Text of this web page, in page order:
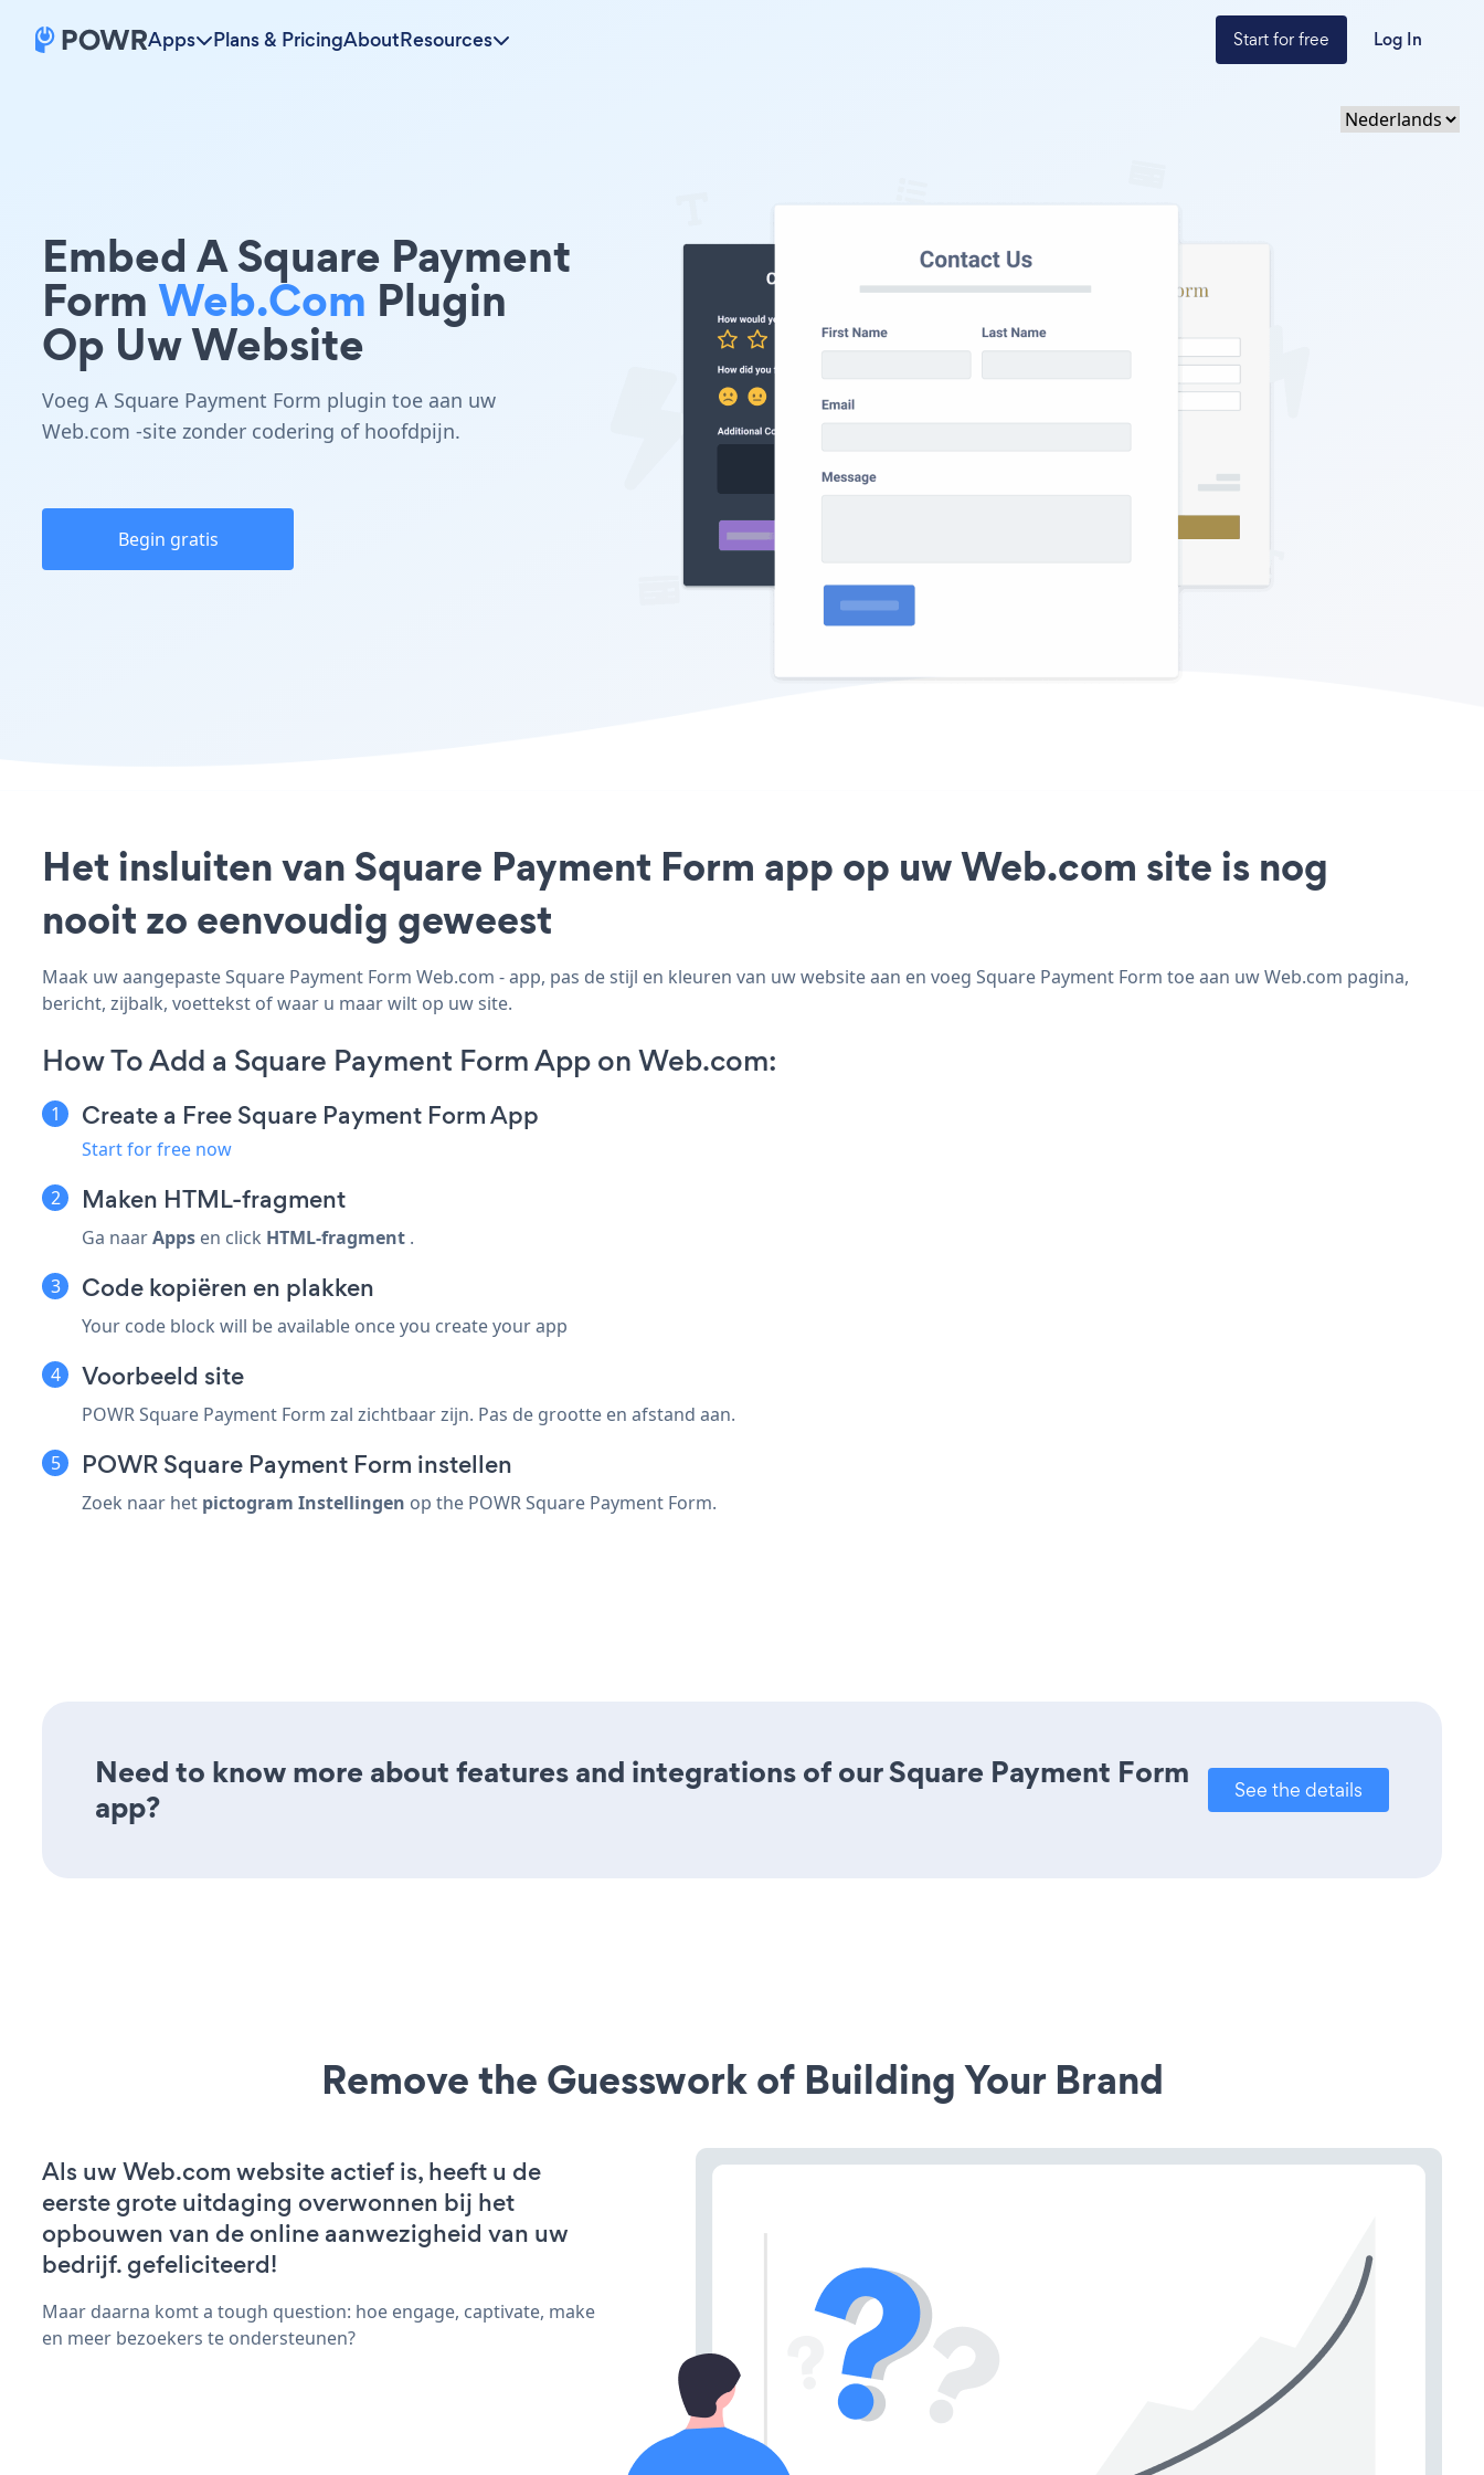
Apps Plans & PricingAboutResources Start for free Log In
Embed A Square Payment
FormWeb.com Plugin
Op Uw Website
Voeg A Square Payment Form plugin toe aan uw
Web.com -site zonder codering of hoofdpijn.
Begin gratis
Het insluiten van Square Payment Form app op uw Web.com site is nog
nooit zo eenvoudig geweest
Maak uw aangepaste Square Payment Form Web.com - app, pas de stijl en kleuren van uw website aan en voeg Square Payment Form toe aan uw Web.com pagina,
bericht, zijbalk, voettekst of waar u maar wilt op uw site.
How To Add a Square Payment Form App on Web.com:
Create a Free Square Payment Form App
Start for free now
Maken HTML-fragment
Ga naarApps en click HTML-fragment .
Code kopiëren en plakken
Your code block will be available once you create your app
Voorbeeld site
POWR Square Payment Form zal zichtbaar zijn. Pas de grootte en afstand aan.
POWR Square Payment Form instellen
Zoek naar het pictogram Instellingen op the POWR Square Payment Form.
Need to know more about features and integrations of our Square Payment Form
app?
See the details
Remove the Guesswork of Building Your Brand
Als uw Web.com website actief is, heeft u de
eerste grote uitdaging overwonnen bij het
opbouwen van de online aanwezigheid van uw
bedrijf. gefeliciteerd!
Maar daarna komt a tough question: hoe engage, captivate, make
en meer bezoekers te ondersteunen?